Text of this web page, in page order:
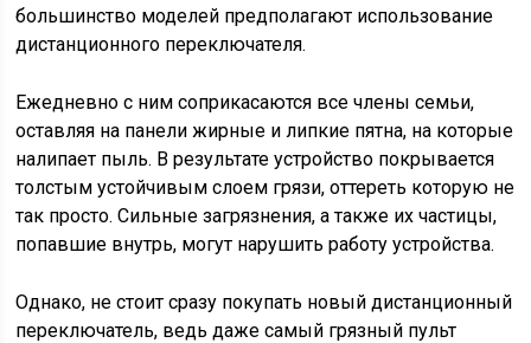
большинство моделей предполагают использование
дистанционного переключателя.
Ежедневно с ним соприкасаются все члены семьи,
оставляя на панели жирные и липкие пятна, на которые
налипает пыль. В результате устройство покрывается
толстым устойчивым слоем грязи, оттереть которую не
так просто. Сильные загрязнения, а также их частицы,
попавшие внутрь, могут нарушить работу устройства.
Однако, не стоит сразу покупать новый дистанционный
переключатель, ведь даже самый грязный пульт